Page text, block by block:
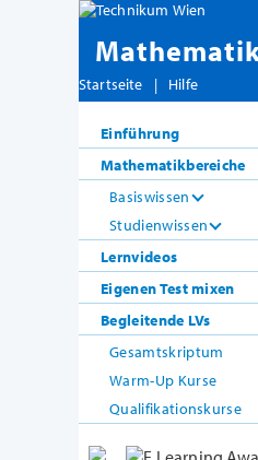
Startseite | Hilfe
Einführung
Mathematikbereiche
Basiswissen
Studienwissen
Lernvideos
Eigenen Test mixen
Begleitende LVs
Gesamtskriptum
Warm-Up Kurse
Qualifikationskurse